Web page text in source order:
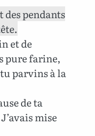
des pendants
et de
pure farine,
parvins à la
de ta
mise